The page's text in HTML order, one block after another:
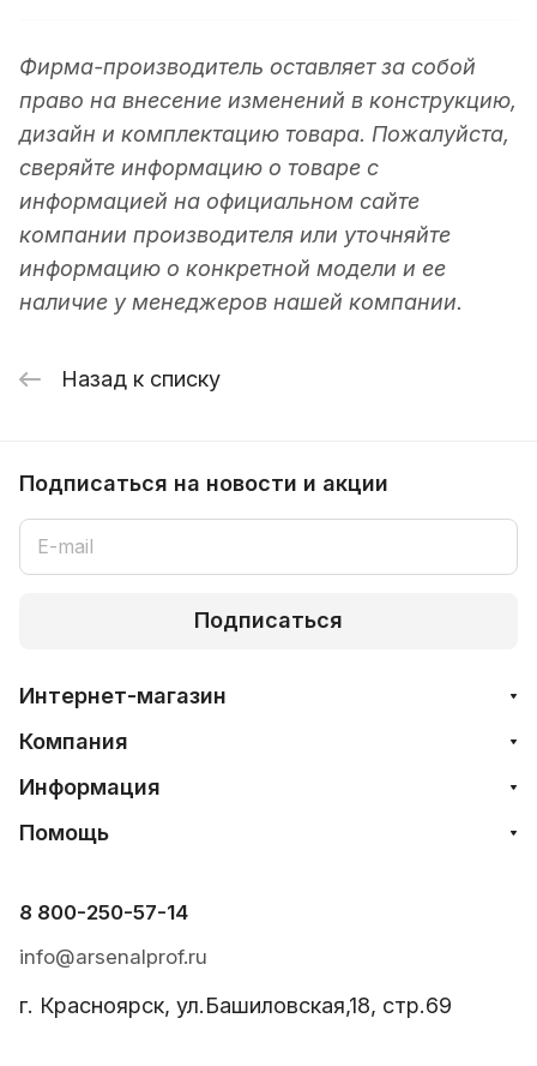
Фирма-производитель оставляет за собой
право на внесение изменений в конструкцию,
дизайн и комплектацию товара. Пожалуйста,
сверяйте информацию о товаре с
информацией на официальном сайте
компании производителя или уточняйте
информацию о конкретной модели и ее
наличие у менеджеров нашей компании.
Назад к списку
Подписаться на новости и акции
Подписаться
Интернет-магазин
Компания
Информация
Помощь
8 800-250-57-14
info@arsenalprof.ru
г. Красноярск, ул.Башиловская,18, стр.69